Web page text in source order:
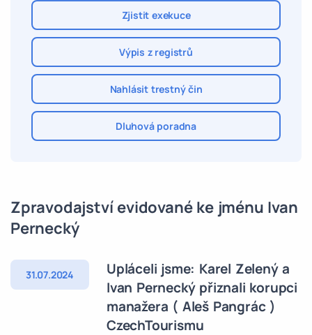
Zjistit exekuce
Výpis z registrů
Nahlásit trestný čin
Dluhová poradna
Zpravodajství evidované ke jménu Ivan
Pernecký
31.07.2024
Upláceli jsme: Karel Zelený a
Ivan Pernecký přiznali korupci
manažera ( Aleš Pangrác )
CzechTourismu